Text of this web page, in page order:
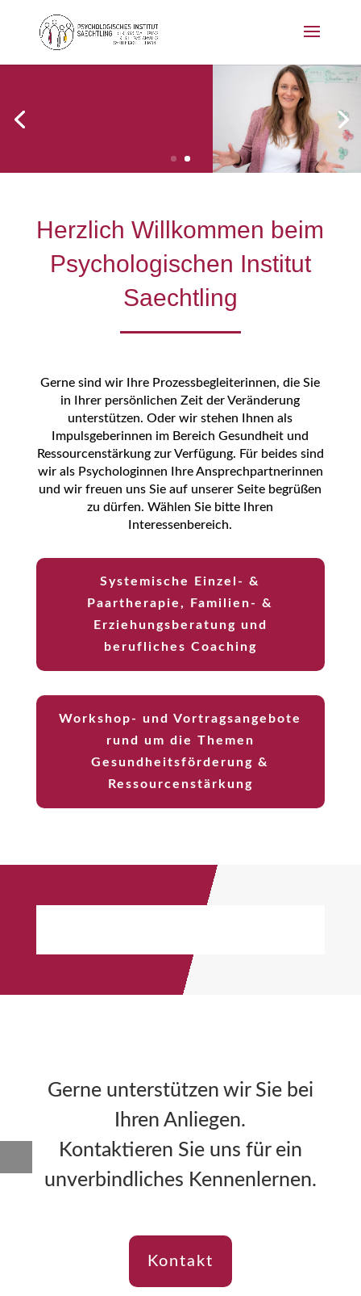
Herzlich Willkommen beim
Psychologischen Institut
Saechtling
Gerne sind wir Ihre Prozessbegleiterinnen, die Sie
in Ihrer persönlichen Zeit der Veränderung
unterstützen. Oder wir stehen Ihnen als
Impulsgeberinnen im Bereich Gesundheit und
Ressourcenstärkung zur Verfügung. Für beides sind
wir als Psychologinnen Ihre Ansprechpartnerinnen
und wir freuen uns Sie auf unserer Seite begrüßen
zu dürfen. Wählen Sie bitte Ihren
Interessenbereich.
Systemische Einzel- &
Paartherapie, Familien- &
Erziehungsberatung und
berufliches Coaching
Workshop- und Vortragsangebote
rund um die Themen
Gesundheitsförderung &
Ressourcenstärkung
Gerne unterstützen wir Sie bei
Ihren Anliegen.
Kontaktieren Sie uns für ein
unverbindliches Kennenlernen.
Kontakt